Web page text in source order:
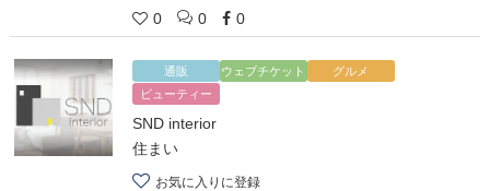
0 0 0
通販 ウェブチケット
グルメ
ビューティー
SND interior
住まい
お気に入りに登録